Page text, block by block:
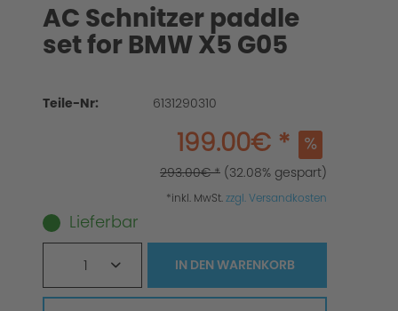
AC Schnitzer paddle
set for BMW X5 G05
Teile-Nr: 6131290310
199.00€ *
293.00€ * (32.08% gespart)
*inkl. MwSt.zzgl. Versandkosten
Lieferbar
1 IN DENWARENKORB